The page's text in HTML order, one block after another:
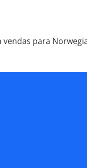
vendas para